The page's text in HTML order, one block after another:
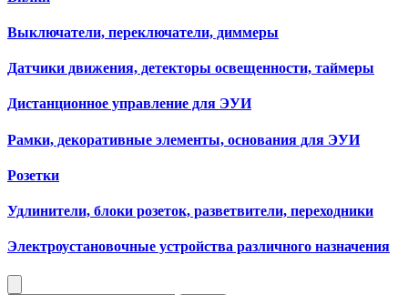
Выключатели, переключатели, диммеры
Датчики движения, детекторы освещенности, таймеры
Дистанционное управление для ЭУИ
Рамки, декоративные элементы, основания для ЭУИ
Розетки
Удлинители, блоки розеток, разветвители, переходники
Электроустановочные устройства различного назначения